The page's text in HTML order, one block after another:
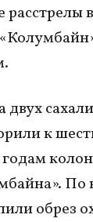
расстрелы
двух
к
По
обрез